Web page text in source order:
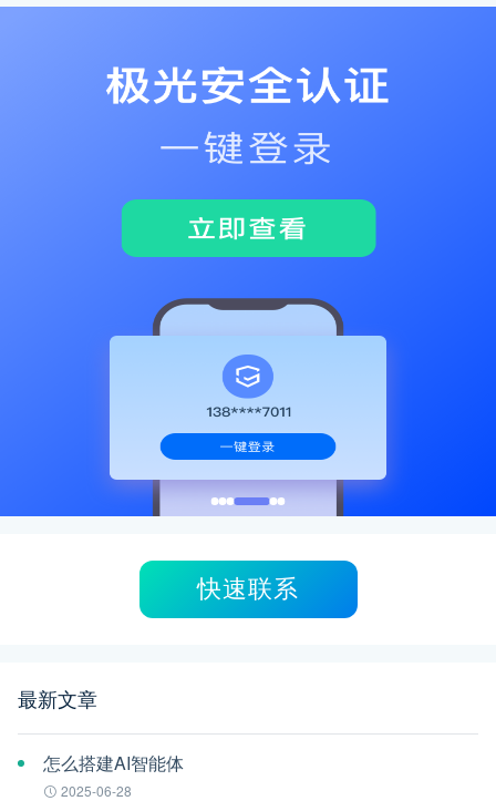
析
快速联系
最新文章
怎么搭建AI智能体
2025-06-28